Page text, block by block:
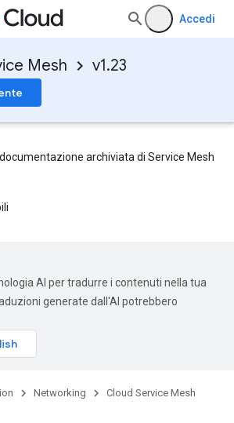
Accedi
Mesh v1.23
archiviata di Service Mesh
AI per tradurre i contenuti nella tua
generate dall'AI potrebbero
Networking
Cloud Service Mesh